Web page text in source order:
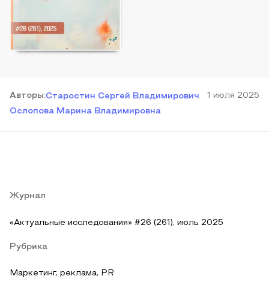
Авторы:Старостин Сергей Владимирович
Ослопова Марина Владимировна
1 июля 2025
Журнал
«Актуальные исследования» #26 (261), июль 2025
Рубрика
Маркетинг, реклама, PR